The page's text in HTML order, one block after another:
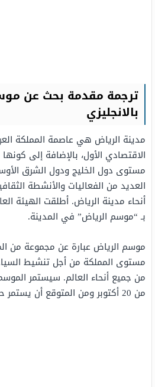
ترجمة مقدمة بحث عن
بالانجليزي
مدينة الرياض هي عاصمة المملكة
الاقتصادي الأول، بالإضافة إلى
مستوى دول الخليج ودول الشرق
العديد من الفعاليات والأنشطة
أنحاء مدينة الرياض. أطلقت الهيئة
بـ “موسم الرياض” في المدينة.
موسم الرياض عبارة عن مجموعة من
مستوى المملكة من أجل تنشيط
من 20 أكتوبر ومن المتوقع أن يستمر حتى مارس 2022.